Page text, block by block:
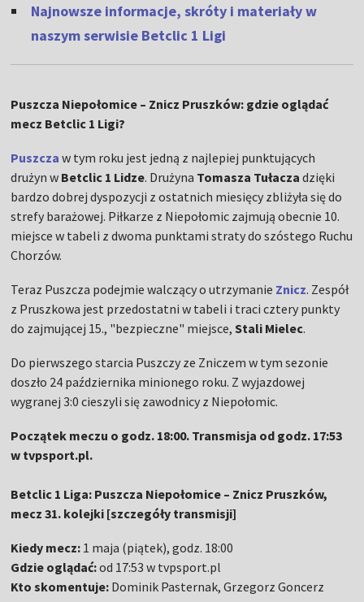
Najnowsze informacje, skróty i materiały w
naszym serwisie Betclic 1 Ligi
Puszcza Niepołomice – Znicz Pruszków: gdzie oglądać
mecz Betclic 1 Ligi?
Puszcza w tym roku jest jedną z najlepiej punktujących
drużyn w Betclic 1 Lidze. Drużyna Tomasza Tułacza dzięki
bardzo dobrej dyspozycji z ostatnich miesięcy zbliżyła się do
strefy barażowej. Piłkarze z Niepołomic zajmują obecnie 10.
miejsce w tabeli z dwoma punktami straty do szóstego Ruchu
Chorzów.
Teraz Puszcza podejmie walczący o utrzymanie Znicz. Zespół
z Pruszkowa jest przedostatni w tabeli i traci cztery punkty
do zajmującej 15., "bezpieczne" miejsce,Stali Mielec.
Do pierwszego starcia Puszczy ze Zniczem w tym sezonie
doszło 24 października minionego roku. Z wyjazdowej
wygranej 3:0 cieszyli się zawodnicy z Niepołomic.
Początek meczu o godz. 18:00. Transmisja od godz. 17:53
w tvpsport.pl.
Betclic 1 Liga: Puszcza Niepołomice – Znicz Pruszków,
mecz 31. kolejki [szczegóły transmisji]
Kiedy mecz: 1 maja (piątek), godz. 18:00
Gdzie oglądać:od 17:53 w tvpsport.pl
Kto skomentuje: Dominik Pasternak, Grzegorz Goncerz